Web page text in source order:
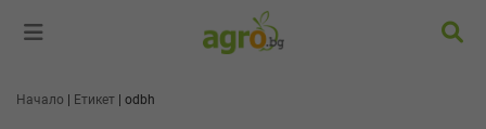
Начало Етикет odbh